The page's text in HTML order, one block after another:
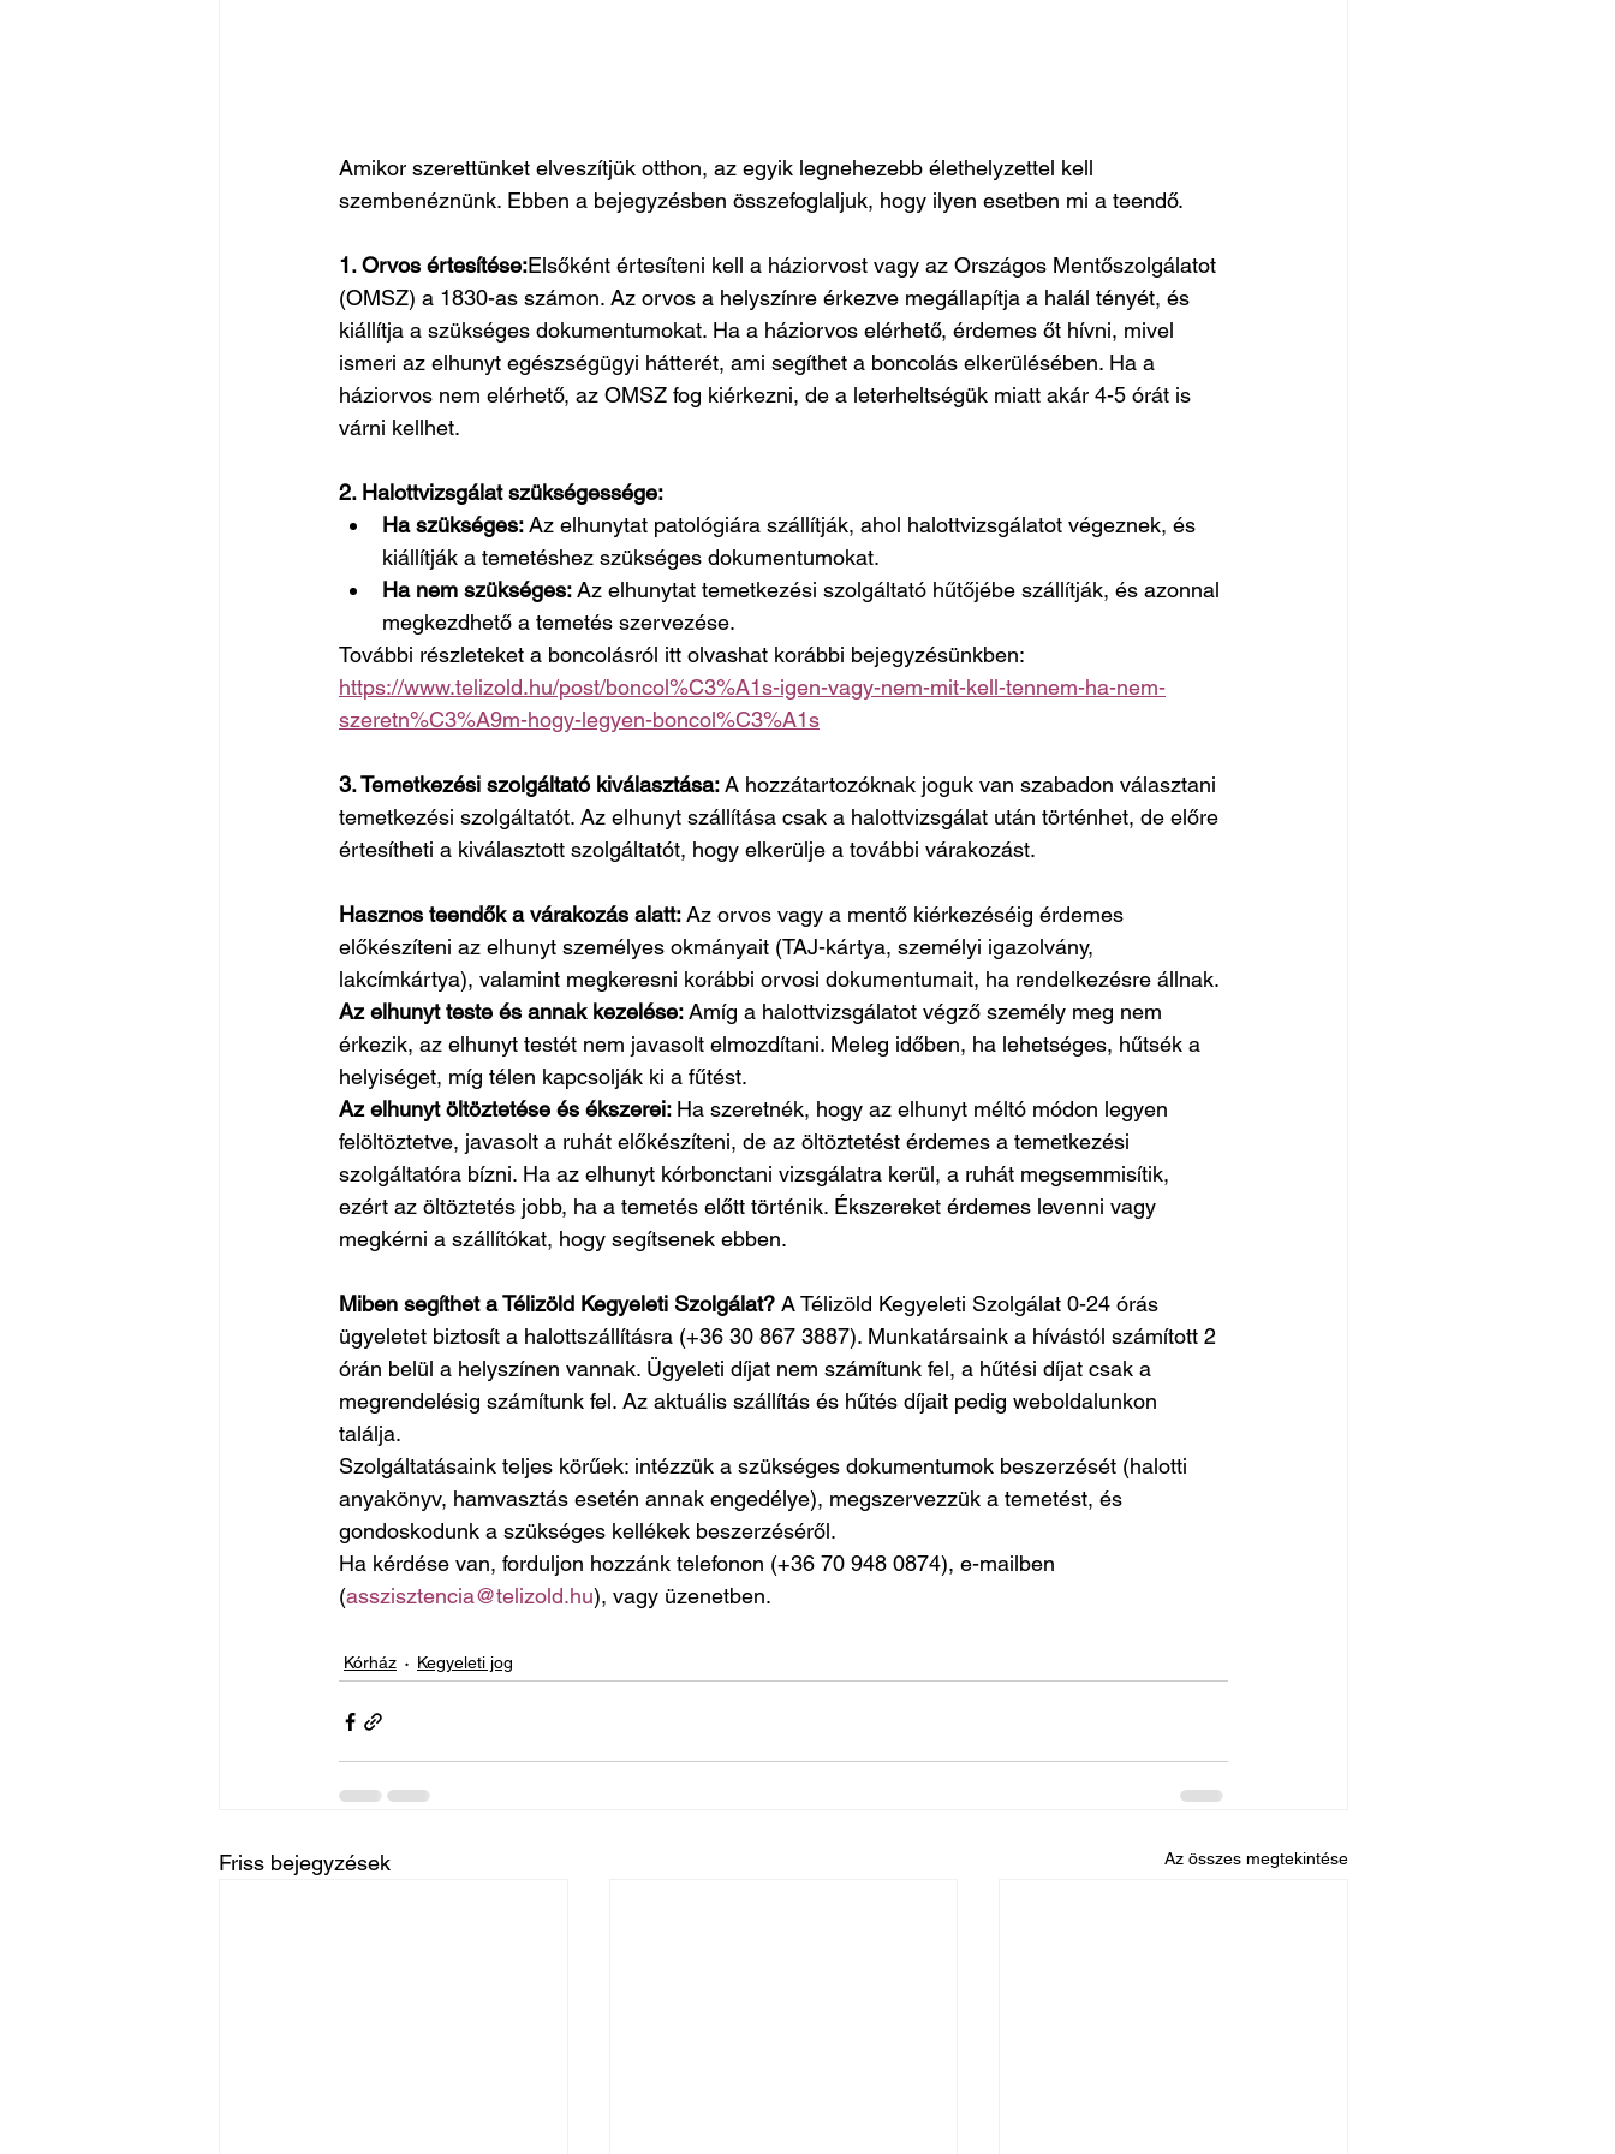
Amikor szerettünket elveszítjük otthon, az egyik legnehezebb élethelyzettel kell
szembenéznünk. Ebben a bejegyzésben összefoglaljuk, hogy ilyen esetben mi a teendő.
1. Orvos értesítése:Elsőként értesíteni kell a háziorvost vagy az Országos Mentőszolgálatot
(OMSZ) a 1830-as számon. Az orvos a helyszínre érkezve megállapítja a halál tényét, és
kiállítja a szükséges dokumentumokat. Ha a háziorvos elérhető, érdemes őt hívni, mivel
ismeri az elhunyt egészségügyi hátterét, ami segíthet a boncolás elkerülésében. Ha a
háziorvos nem elérhető, az OMSZ fog kiérkezni, de a leterheltségük miatt akár 4-5 órát is
várni kellhet.
2. Halottvizsgálat szükségessége:
Ha szükséges: Az elhunytat patológiára szállítják, ahol halottvizsgálatot végeznek, és
kiállítják a temetéshez szükséges dokumentumokat.
Ha nem szükséges: Az elhunytat temetkezési szolgáltató hűtőjébe szállítják, és azonnal
megkezdhető a temetés szervezése.
További részleteket a boncolásról itt olvashat korábbi bejegyzésünkben:
https://www.telizold.hu/post/boncol%C3%A1s-igen-vagy-nem-mit-kell-tennem-ha-nem-
szeretn%C3%A9m-hogy-legyen-boncol%C3%A1s
3. Temetkezési szolgáltató kiválasztása: A hozzátartozóknak joguk van szabadon választani
temetkezési szolgáltatót. Az elhunyt szállítása csak a halottvizsgálat után történhet, de előre
értesítheti a kiválasztott szolgáltatót, hogy elkerülje a további várakozást.
Hasznos teendők a várakozás alatt: Az orvos vagy a mentő kiérkezéséig érdemes
előkészíteni az elhunyt személyes okmányait (TAJ-kártya, személyi igazolvány,
lakcímkártya), valamint megkeresni korábbi orvosi dokumentumait, ha rendelkezésre állnak.
Az elhunyt teste és annak kezelése: Amíg a halottvizsgálatot végző személy meg nem
érkezik, az elhunyt testét nem javasolt elmozdítani. Meleg időben, ha lehetséges, hűtsék a
helyiséget, míg télen kapcsolják ki a fűtést.
Az elhunyt öltöztetése és ékszerei: Ha szeretnék, hogy az elhunyt méltó módon legyen
felöltöztetve, javasolt a ruhát előkészíteni, de az öltöztetést érdemes a temetkezési
szolgáltatóra bízni. Ha az elhunyt kórbonctani vizsgálatra kerül, a ruhát megsemmisítik,
ezért az öltöztetés jobb, ha a temetés előtt történik. Ékszereket érdemes levenni vagy
megkérni a szállítókat, hogy segítsenek ebben.
Miben segíthet a Télizöld Kegyeleti Szolgálat? A Télizöld Kegyeleti Szolgálat 0-24 órás
ügyeletet biztosít a halottszállításra (+36 30 867 3887). Munkatársaink a hívástól számított 2
órán belül a helyszínen vannak. Ügyeleti díjat nem számítunk fel, a hűtési díjat csak a
megrendelésig számítunk fel. Az aktuális szállítás és hűtés díjait pedig weboldalunkon
találja.
Szolgáltatásaink teljes körűek: intézzük a szükséges dokumentumok beszerzését (halotti
anyakönyv, hamvasztás esetén annak engedélye), megszervezzük a temetést, és
gondoskodunk a szükséges kellékek beszerzéséről.
Ha kérdése van, forduljon hozzánk telefonon (+36 70 948 0874), e-mailben
(asszisztencia@telizold.hu), vagy üzenetben.
Kórház Kegyeleti jog
Friss bejegyzések Az összes megtekintése